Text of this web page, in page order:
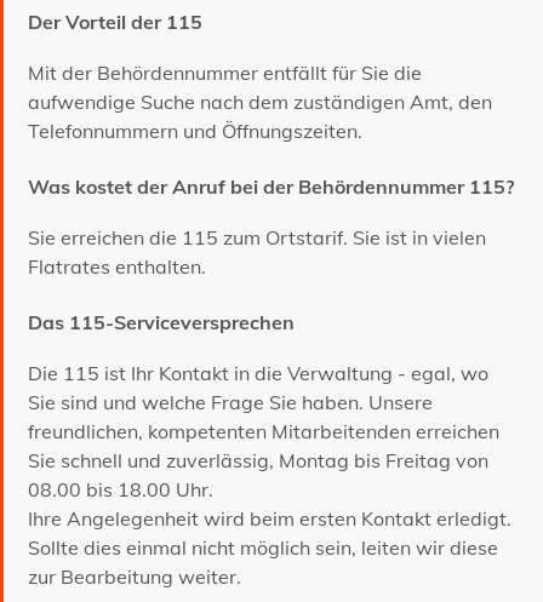
Der Vorteil der 115
Mit der Behördennummer entfällt für Sie die
aufwendige Suche nach dem zuständigen Amt, den
Telefonnummern und Öffnungszeiten.
Was kostet der Anruf bei der Behördennummer 115?
Sie erreichen die 115 zum Ortstarif. Sie ist in vielen
Flatrates enthalten.
Das 115-Serviceversprechen
Die 115 ist Ihr Kontakt in die Verwaltung - egal, wo
Sie sind und welche Frage Sie haben. Unsere
freundlichen, kompetenten Mitarbeitenden erreichen
Sie schnell und zuverlässig, Montag bis Freitag von
08.00 bis 18.00 Uhr.
Ihre Angelegenheit wird beim ersten Kontakt erledigt.
Sollte dies einmal nicht möglich sein, leiten wir diese
zur Bearbeitung weiter.